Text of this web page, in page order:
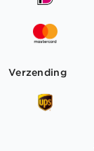
Verzending